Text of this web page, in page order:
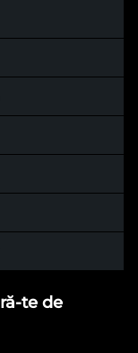
te de